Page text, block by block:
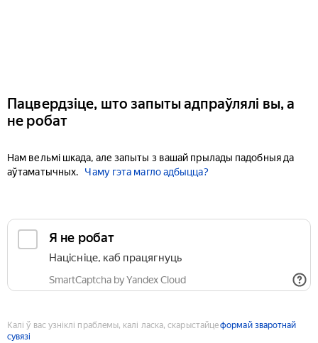
Пацвердзіце, што запыты адпраўлялі вы, а
не робат
Нам вельмі шкада, але запыты з вашай прылады падобныя да
аўтаматычных.
Чаму гэта магло адбыцца?
Я не робат
Націсніце, каб працягнуць
SmartCaptcha by Yandex Cloud
Калі ў вас узніклі праблемы, калі ласка, скарыстайцеформай зваротнай
сувязі